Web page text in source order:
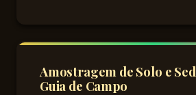
Amostragem de Solo e
Guia de Campo